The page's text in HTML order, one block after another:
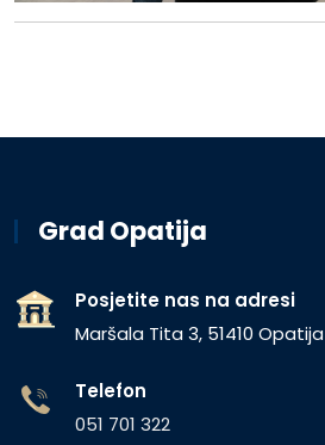
Grad Opatija
Posjetite nas na adresi
Maršala Tita 3, 51410 Opatija
Telefon
051 701 322